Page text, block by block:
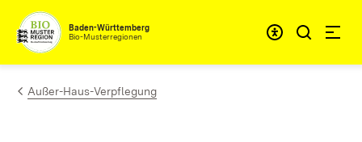
Zum Inhalt springen
Baden-Württemberg
Bio-Musterregionen
Außer-Haus-Verpflegung